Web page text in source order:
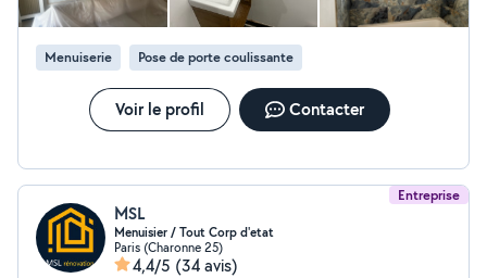
Menuiserie Pose de porte coulissante
Voir le profil Contacter
Entreprise
MSL
Menuisier / Tout Corp d'etat
Paris (Charonne 25)
4,4/5 (34 avis)